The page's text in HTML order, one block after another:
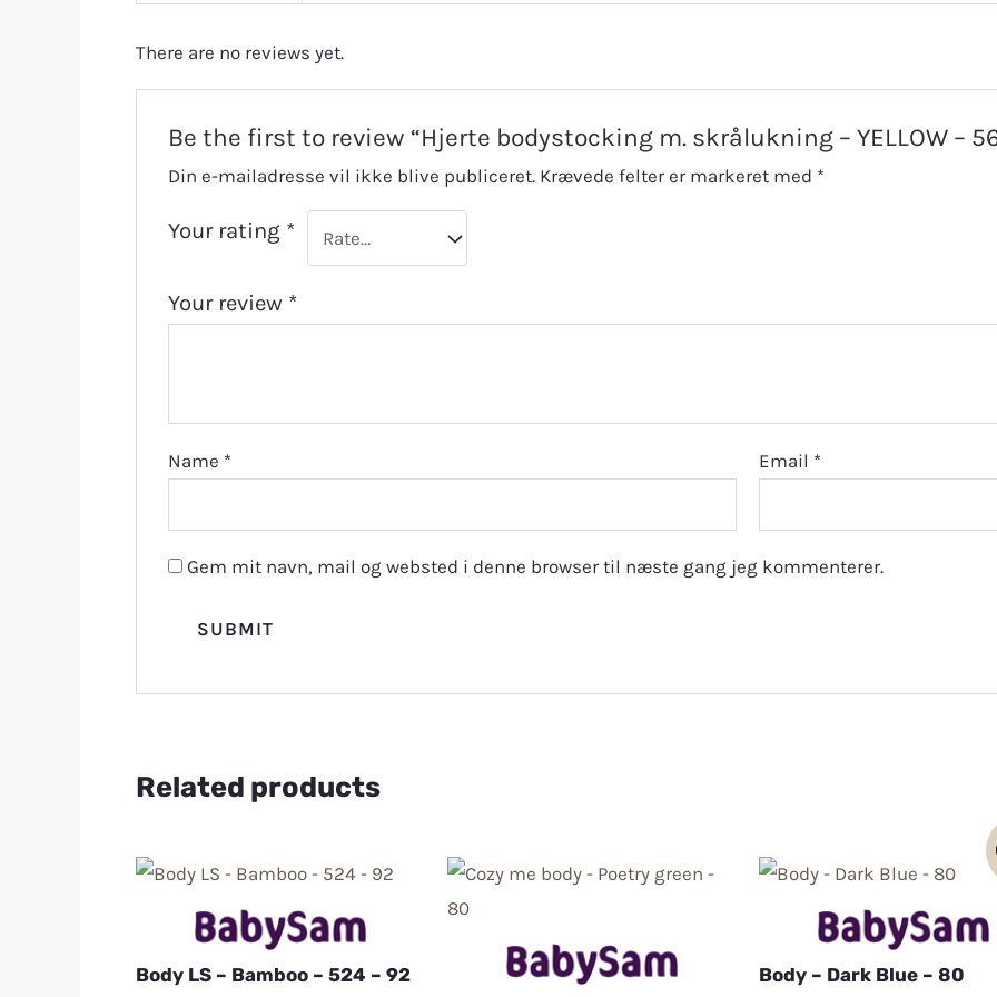
There are no reviews yet.
Be the first to review “Hjerte bodystocking m. skrålukning – YELLOW –
Din e-mailadresse vil ikke blive publiceret. Krævede felter er markeret med *
Your rating *
Your review *
Name * Email *
Gem mit navn, mail og websted i denne browser til næste gang jeg kommenterer.
Related products
Body LS – Bamboo – 524 – 92 Body – Dark Blue – 80